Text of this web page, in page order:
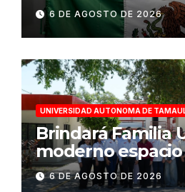
en Santo
6 DE AGOSTO DE 2026
UNIVERSIDAD AUTONOMA DE
Brindará Familia
moderno
sentido humano
sede del COMASS
6 DE AGOSTO DE 2026